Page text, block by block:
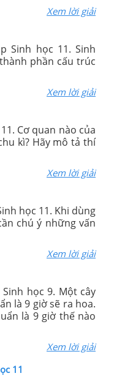
Xem lời giải
Sinh học 11. Sinh
phần cấu trúc
Xem lời giải
Cơ quan nào của
kì? Hãy mô tả thí
Xem lời giải
học 11. Khi dùng
chú ý những vấn
Xem lời giải
học 9. Một cây
là 9 giờ sẽ ra hoa.
là 9 giờ thế nào
Xem lời giải
11